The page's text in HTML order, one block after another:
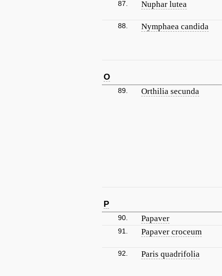
87. Nuphar lutea
88. Nymphaea candida
O
89. Orthilia secunda
P
90. Papaver
91. Papaver croceum
92. Paris quadrifolia